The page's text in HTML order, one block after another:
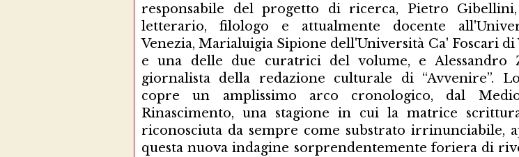
responsabile del progetto di ricerca, Pietro
letterario, filologo e attualmente docente
Venezia, Marialuigia Sipione dell'Università Ca' Foscari di
e una delle due curatrici del volume, e Alessandro
giornalista della redazione culturale di “Avvenire”.
copre un amplissimo arco cronologico, dal
Rinascimento, una stagione in cui la matrice
riconosciuta da sempre come substrato irrinunciabile,
questa nuova indagine sorprendentemente foriera di